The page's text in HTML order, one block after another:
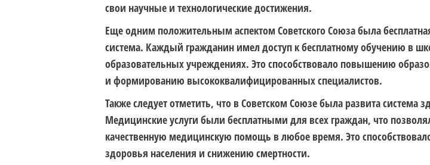
свои научные и технологические достижения.
Еще одним положительным аспектом Советского Союза была
система. Каждый гражданин имел доступ к бесплатному обучению в
образовательных учреждениях. Это способствовало повышению
и формированию высококвалифицированных специалистов.
Также следует отметить, что в Советском Союзе была развита система
Медицинские услуги были бесплатными для всех граждан, что
качественную медицинскую помощь в любое время. Это
здоровья населения и снижению смертности.